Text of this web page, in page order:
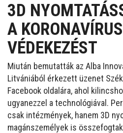
3D
A
VÉDEKEZÉST
Miután bemutatták az Alba
Litvániából érkezett üzenet
Facebook oldalára, ahol
ugyanezzel a technológiával.
csak intézmények, hanem 3D
magánszemélyek is